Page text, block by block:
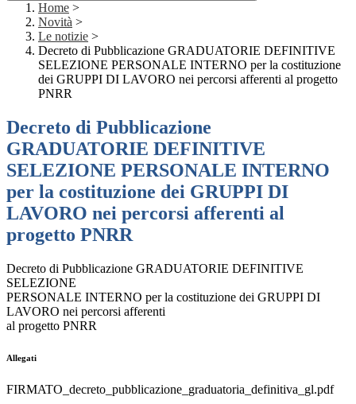
Home >
Novità >
Le notizie >
Decreto di Pubblicazione GRADUATORIE DEFINITIVE
SELEZIONE PERSONALE INTERNO per la costituzione
dei GRUPPI DI LAVORO nei percorsi afferenti al progetto
PNRR
Decreto di Pubblicazione
GRADUATORIE DEFINITIVE
SELEZIONE PERSONALE INTERNO
per la costituzione dei GRUPPI DI
LAVORO nei percorsi afferenti al
progetto PNRR
Decreto di Pubblicazione GRADUATORIE DEFINITIVE
SELEZIONE
PERSONALE INTERNO per la costituzione dei GRUPPI DI
LAVORO nei percorsi afferenti
al progetto PNRR
Allegati
FIRMATO_decreto_pubblicazione_graduatoria_definitiva_gl.pdf